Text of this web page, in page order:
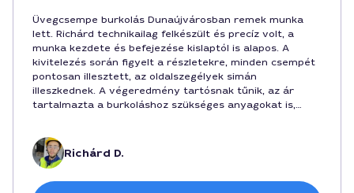
Üvegcsempe burkolás Dunaújvárosban remek munka
lett. Richárd technikailag felkészült és precíz volt, a
munka kezdete és befejezése kislaptól is alapos. A
kivitelezés során figyelt a részletekre, minden csempét
pontosan illesztett, az oldalszegélyek simán
illeszkednek. A végeredmény tartósnak tűnik, az ár
tartalmazta a burkoláshoz szükséges anyagokat is,
Richárd D.